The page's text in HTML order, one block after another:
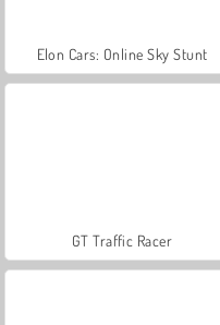
Elon Cars: Online Sky Stunt
GT Traffic Racer